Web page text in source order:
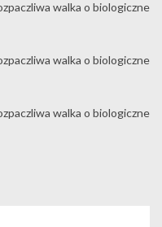
walka o biologiczne
walka o biologiczne
walka o biologiczne